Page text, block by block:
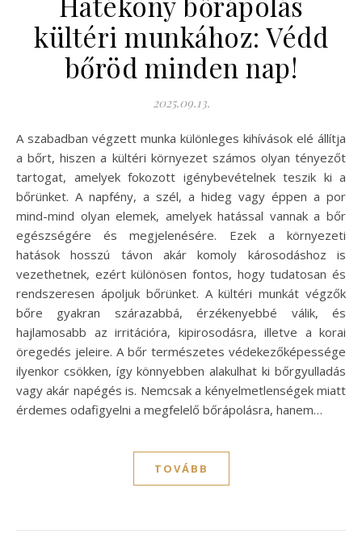
kültéri munkához: Védd
bőröd minden nap!
2025.09.13.
A szabadban végzett munka különleges kihívások elé állítja
a bőrt, hiszen a kültéri környezet számos olyan tényezőt
tartogat, amelyek fokozott igénybevételnek teszik ki a
bőrünket. A napfény, a szél, a hideg vagy éppen a por
mind-mind olyan elemek, amelyek hatással vannak a bőr
egészségére és megjelenésére. Ezek a környezeti
hatások hosszú távon akár komoly károsodáshoz is
vezethetnek, ezért különösen fontos, hogy tudatosan és
rendszeresen ápoljuk bőrünket. A kültéri munkát végzők
bőre gyakran szárazabbá, érzékenyebbé válik, és
hajlamosabb az irritációra, kipirosodásra, illetve a korai
öregedés jeleire. A bőr természetes védekezőképessége
ilyenkor csökken, így könnyebben alakulhat ki bőrgyulladás
vagy akár napégés is. Nemcsak a kényelmetlenségek miatt
érdemes odafigyelni a megfelelő bőrápolásra, hanem…
TOVÁBB